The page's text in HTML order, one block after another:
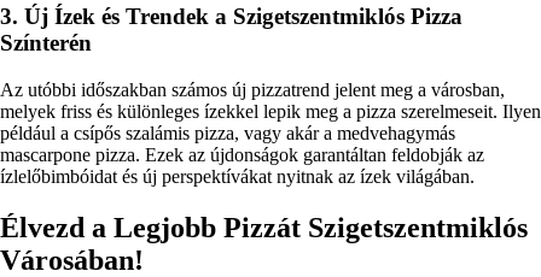
3. Új Ízek és Trendek a Szigetszentmiklós Pizza
Színterén
Az utóbbi időszakban számos új pizzatrend jelent meg a városban,
melyek friss és különleges ízekkel lepik meg a pizza szerelmeseit. Ilyen
például a csípős szalámis pizza, vagy akár a medvehagymás
mascarpone pizza. Ezek az újdonságok garantáltan feldobják az
ízlelőbimbóidat és új perspektívákat nyitnak az ízek világában.
Élvezd a Legjobb Pizzát Szigetszentmiklós
Városában!